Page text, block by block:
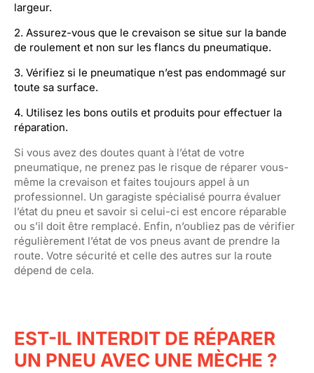
largeur.
2. Assurez-vous que le crevaison se situe sur la bande
de roulement et non sur les flancs du pneumatique.
3. Vérifiez si le pneumatique n’est pas endommagé sur
toute sa surface.
4. Utilisez les bons outils et produits pour effectuer la
réparation.
Si vous avez des doutes quant à l’état de votre
pneumatique, ne prenez pas le risque de réparer vous-
même la crevaison et faites toujours appel à un
professionnel. Un garagiste spécialisé pourra évaluer
l’état du pneu et savoir si celui-ci est encore réparable
ou s’il doit être remplacé. Enfin, n’oubliez pas de vérifier
régulièrement l’état de vos pneus avant de prendre la
route. Votre sécurité et celle des autres sur la route
dépend de cela.
EST-IL INTERDIT DE RÉPARER
UN PNEU AVEC UNE MÈCHE ?